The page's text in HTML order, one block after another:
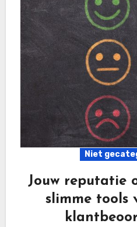
Niet
Jouw reputatie
slimme tools